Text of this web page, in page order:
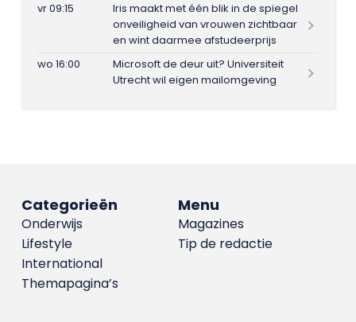
vr 09:15
Iris maakt met één blik in de spiegel
onveiligheid van vrouwen zichtbaar
en wint daarmee afstudeerprijs
wo 16:00
Microsoft de deur uit? Universiteit
Utrecht wil eigen mailomgeving
Menu
Magazines
Tip de redactie
Categorieën
Onderwijs
Lifestyle
International
Themapagina’s